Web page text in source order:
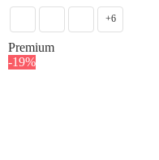
+6
Premium
-19%